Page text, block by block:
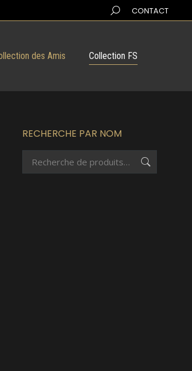
Search:CONTACT
des Amis Collection FS
RECHERCHE PAR NOM